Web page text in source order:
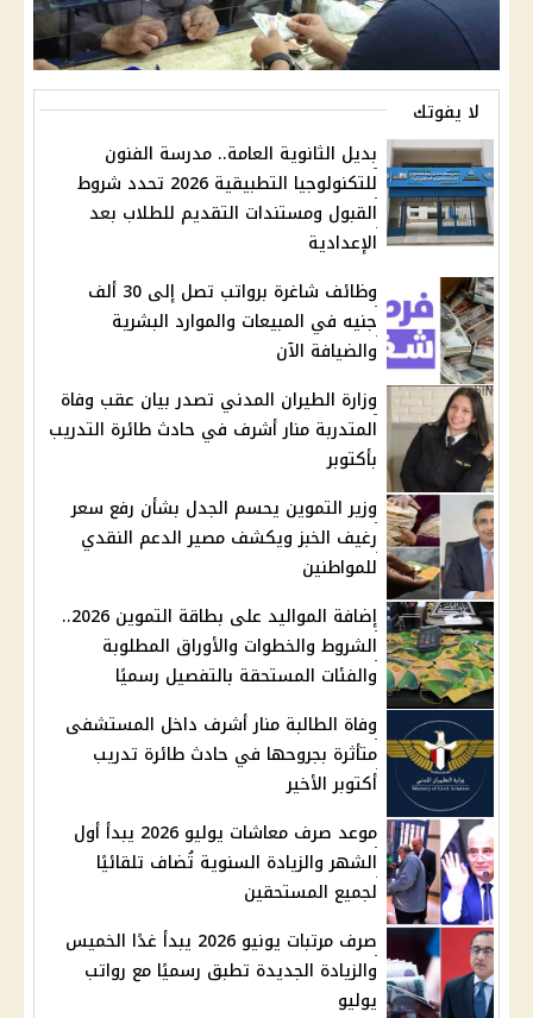
لا يفوتك
بديل الثانوية العامة.. مدرسة الفنون
للتكنولوجيا التطبيقية 2026 تحدد شروط
القبول ومستندات التقديم للطلاب بعد
الإعدادية
وظائف شاغرة برواتب تصل إلى 30 ألف
جنيه في المبيعات والموارد البشرية
والضيافة الآن
وزارة الطيران المدني تصدر بيان عقب وفاة
المتدربة منار أشرف في حادث طائرة التدريب
بأكتوبر
وزير التموين يحسم الجدل بشأن رفع سعر
رغيف الخبز ويكشف مصير الدعم النقدي
للمواطنين
إضافة المواليد على بطاقة التموين 2026..
الشروط والخطوات والأوراق المطلوبة
والفئات المستحقة بالتفصيل رسميًا
وفاة الطالبة منار أشرف داخل المستشفى
متأثرة بجروحها في حادث طائرة تدريب
أكتوبر الأخير
موعد صرف معاشات يوليو 2026 يبدأ أول
الشهر والزيادة السنوية تُضاف تلقائيًا
لجميع المستحقين
صرف مرتبات يونيو 2026 يبدأ غدًا الخميس
والزيادة الجديدة تطبق رسميًا مع رواتب
يوليو